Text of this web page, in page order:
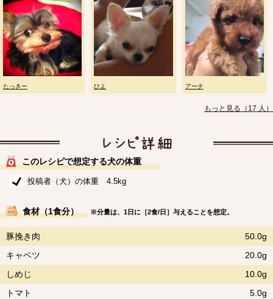
たっきー ひよ アーチ
もっと見る（17 人）
このレシピで想定する犬の体重
投稿者（犬）の体重 4.5kg
食材（1食分） ※分量は、1日に［2食/日］与えることを想定。
豚挽き肉
50.0g
キャベツ
20.0g
しめじ
10.0g
トマト
5.0g